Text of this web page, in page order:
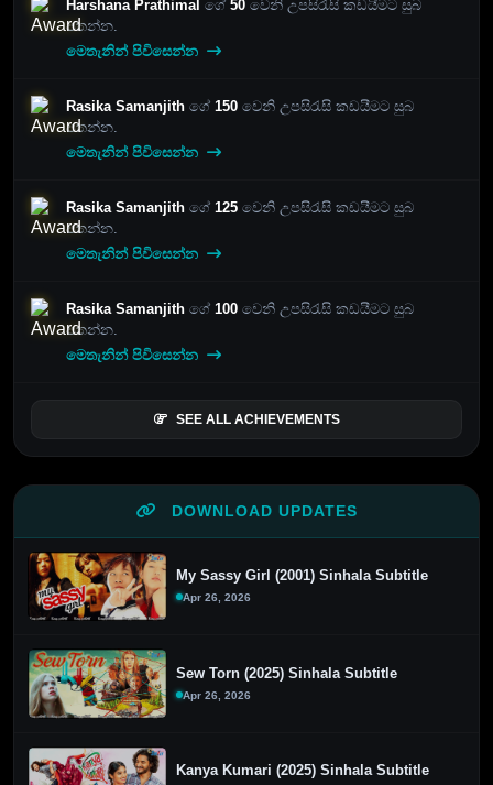
Harshana Prathimal ගේ 50 වෙනි උපසිරැසි කඩයීමට සුබ
පතන්න.
මෙතැනින් පිවිසෙන්න
Rasika Samanjith ගේ 150 වෙනි උපසිරැසි කඩයීමට සුබ
පතන්න.
මෙතැනින් පිවිසෙන්න
Rasika Samanjith ගේ 125 වෙනි උපසිරැසි කඩයීමට සුබ
පතන්න.
මෙතැනින් පිවිසෙන්න
Rasika Samanjith ගේ 100 වෙනි උපසිරැසි කඩයීමට සුබ
පතන්න.
මෙතැනින් පිවිසෙන්න
SEE ALL ACHIEVEMENTS
DOWNLOAD UPDATES
My Sassy Girl (2001) Sinhala Subtitle
Apr 26, 2026
Sew Torn (2025) Sinhala Subtitle
Apr 26, 2026
Kanya Kumari (2025) Sinhala Subtitle